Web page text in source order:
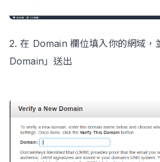
2. 在 Domain 欄位填入你的網域
Domain」送出